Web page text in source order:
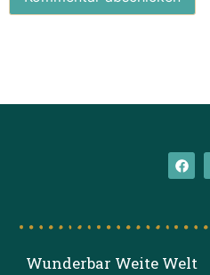
Wunderbar Weite Welt